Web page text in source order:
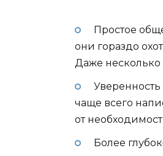
Простое
они гораздо
Даже несколько
чаще всего
от
Более